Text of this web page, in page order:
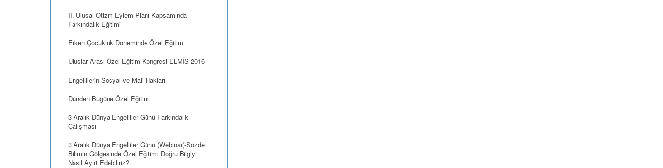
II. Ulusal Otizm Eylem Planı Kapsamında
Farkındalık Eğitimi
Erken Çocukluk Döneminde Özel Eğitim
Uluslar Arası Özel Eğitim Kongresi ELMİS 2016
Engellilerin Sosyal ve Mali Hakları
Dünden Bugüne Özel Eğitim
3 Aralık Dünya Engelliler Günü-Farkındalık
Çalışması
3 Aralık Dünya Engelliler Günü (Webinar)-Sözde
Bilimin Gölgesinde Özel Eğitim: Doğru Bilgiyi
Nasıl Ayırt Edebiliriz?